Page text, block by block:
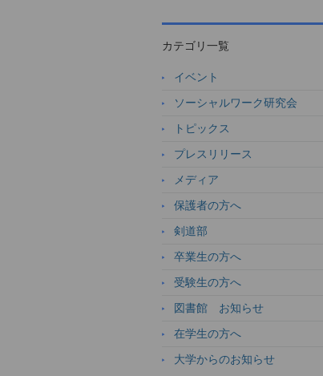
カテゴリ一覧
イベント
ソーシャルワーク研究会
トピックス
プレスリリース
メディア
保護者の方へ
剣道部
卒業生の方へ
受験生の方へ
図書館 お知らせ
在学生の方へ
大学からのお知らせ